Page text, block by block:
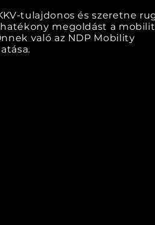
tulajdonos és szeretne
megoldást a
való az NDP Mobility